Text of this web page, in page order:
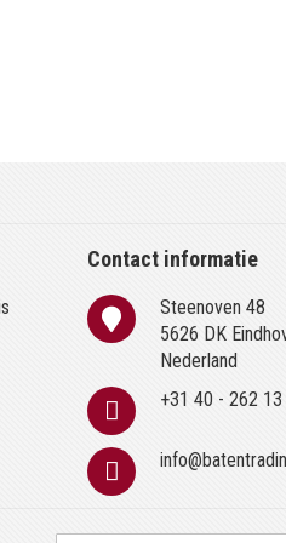
Contact informatie
Steenoven 48
5626 DK
Nederland
+31 40 - 262